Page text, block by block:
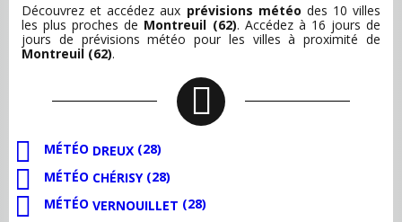
Découvrez et accédez aux prévisions météo des 10 villes
les plus proches de Montreuil (62). Accédez à 16 jours de
jours de prévisions météo pour les villes à proximité de
Montreuil (62).
MÉTÉO DREUX (28)
MÉTÉO CHÉRISY (28)
MÉTÉO VERNOUILLET (28)